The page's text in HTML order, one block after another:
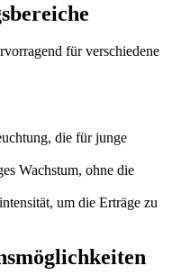
für verschiedene
die für junge
Wachstum, ohne die
um die Erträge zu